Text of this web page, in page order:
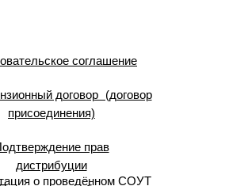
соглашение
договор (договор
присоединения)
прав
дистрибуции
о проведённом СОУТ